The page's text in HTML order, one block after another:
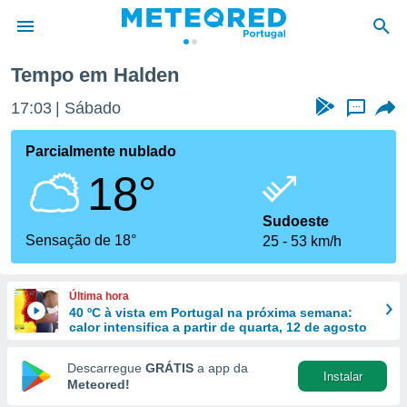
da
foi
fornecidas
a este
das
e
forma
digital
Tempo em Halden
17:03 Sábado ...
Parcialmente nublado
18°
Sensação de 18°
Sudoeste
25
53 km/h
Última hora
40 ºC à vista em Portugal na próxima semana:
calor intensifica a partir de quarta, 12 de agosto
Descarregue GRÁTIS a app da
Meteored!
Instalar